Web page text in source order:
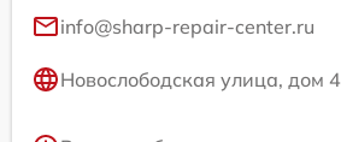
info@sharp-repair-center.ru
Новослободская улица, дом 4